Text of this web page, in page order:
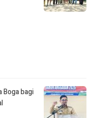
Boga bagi